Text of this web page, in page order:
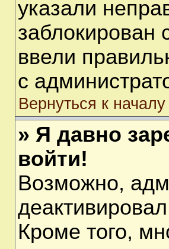
указали
ввели
с
Вернуться к началу
» Я давно
войти!
Возможно,
Кроме того,